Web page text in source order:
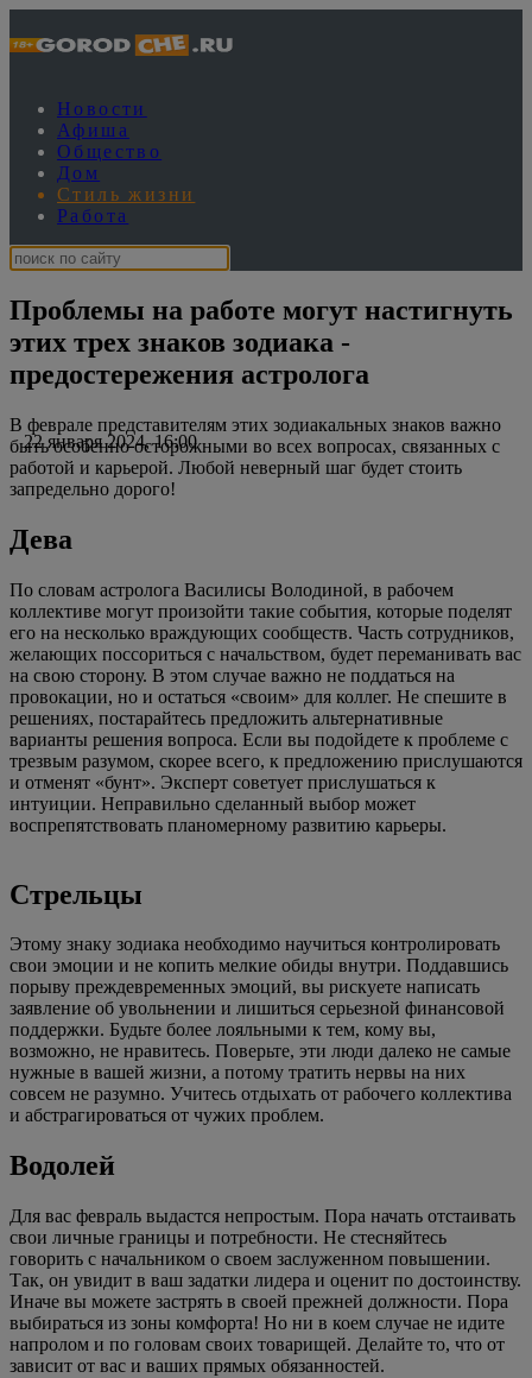
Новости
Афиша
Общество
Дом
Стиль жизни
Работа
Проблемы на работе могут настигнуть
этих трех знаков зодиака -
предостережения астролога
22 января 2024, 16:00
В феврале представителям этих зодиакальных знаков важно
быть особенно осторожными во всех вопросах, связанных с
работой и карьерой. Любой неверный шаг будет стоить
запредельно дорого!
Дева
По словам астролога Василисы Володиной, в рабочем
коллективе могут произойти такие события, которые поделят
его на несколько враждующих сообществ. Часть сотрудников,
желающих поссориться с начальством, будет переманивать вас
на свою сторону. В этом случае важно не поддаться на
провокации, но и остаться «своим» для коллег. Не спешите в
решениях, постарайтесь предложить альтернативные
варианты решения вопроса. Если вы подойдете к проблеме с
трезвым разумом, скорее всего, к предложению прислушаются
и отменят «бунт». Эксперт советует прислушаться к
интуиции. Неправильно сделанный выбор может
воспрепятствовать планомерному развитию карьеры.
Стрельцы
Этому знаку зодиака необходимо научиться контролировать
свои эмоции и не копить мелкие обиды внутри. Поддавшись
порыву преждевременных эмоций, вы рискуете написать
заявление об увольнении и лишиться серьезной финансовой
поддержки. Будьте более лояльными к тем, кому вы,
возможно, не нравитесь. Поверьте, эти люди далеко не самые
нужные в вашей жизни, а потому тратить нервы на них
совсем не разумно. Учитесь отдыхать от рабочего коллектива
и абстрагироваться от чужих проблем.
Водолей
Для вас февраль выдастся непростым. Пора начать отстаивать
свои личные границы и потребности. Не стесняйтесь
говорить с начальником о своем заслуженном повышении.
Так, он увидит в ваш задатки лидера и оценит по достоинству.
Иначе вы можете застрять в своей прежней должности. Пора
выбираться из зоны комфорта! Но ни в коем случае не идите
напролом и по головам своих товарищей. Делайте то, что от
зависит от вас и ваших прямых обязанностей.